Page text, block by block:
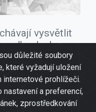
důležité soubory
které vyžadují uložení
internetové prohlížeči.
nastavení a preferencí,
zprostředkování
vysvětlit
malby ducha